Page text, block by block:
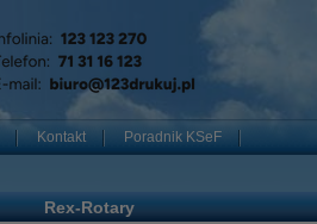
Kontakt Poradnik KSeF
Rex-Rotary